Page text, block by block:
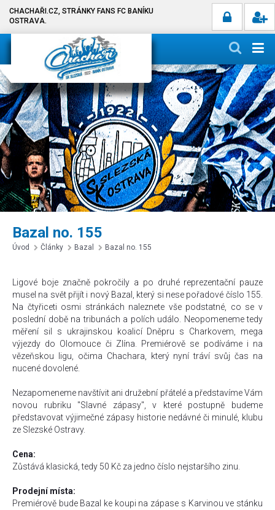
CHACHAŘI.CZ, STRÁNKY FANS FC BANÍKU
OSTRAVA.
Bazal no. 155
Úvod Články Bazal Bazal no. 155
Ligové boje značně pokročily a po druhé reprezentační pauze
musel na svět přijít i nový Bazal, který si nese pořadové číslo 155.
Na čtyřiceti osmi stránkách naleznete vše podstatné, co se v
poslední době na tribunách a polích událo. Neopomeneme tedy
měření sil s ukrajinskou koalicí Dněpru s Charkovem, mega
výjezdy do Olomouce či Zlína. Premiérově se podíváme i na
vězeňskou ligu, očima Chachara, který nyní tráví svůj čas na
nucené dovolené.
Nezapomeneme navštívit ani družební přátelé a představíme Vám
novou rubriku "Slavné zápasy", v které postupně budeme
představovat výjimečné zápasy historie nedávné či minulé, klubu
ze Slezské Ostravy.
Cena:
Zůstává klasická, tedy 50 Kč za jedno číslo nejstaršího zinu.
Prodejní místa:
Premiérově bude Bazal ke koupi na zápase s Karvinou ve stánku